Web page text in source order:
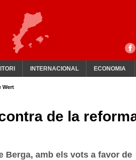
INTERNACIONAL ECONOMIA
Wert
de la
Berga, amb els vots a favor de